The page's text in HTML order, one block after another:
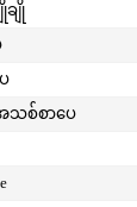
ချို
စ်စာပေ